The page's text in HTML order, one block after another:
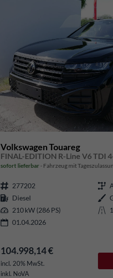
Volkswagen Touareg
sofort lieferbar Fahrzeug mit
277202
Diesel
210 kW (286 PS)
01.04.2026
104.998,14 €
incl. 20% MwSt.
inkl. NoVA